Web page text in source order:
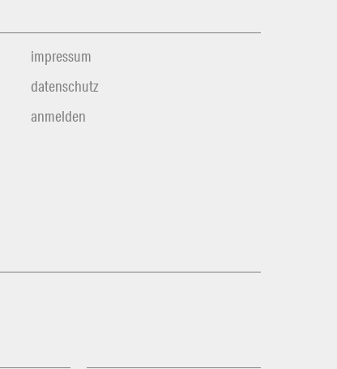
impressum
datenschutz
anmelden